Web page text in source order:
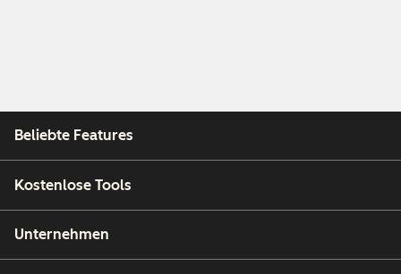
Beliebte Features
Kostenlose Tools
Unternehmen